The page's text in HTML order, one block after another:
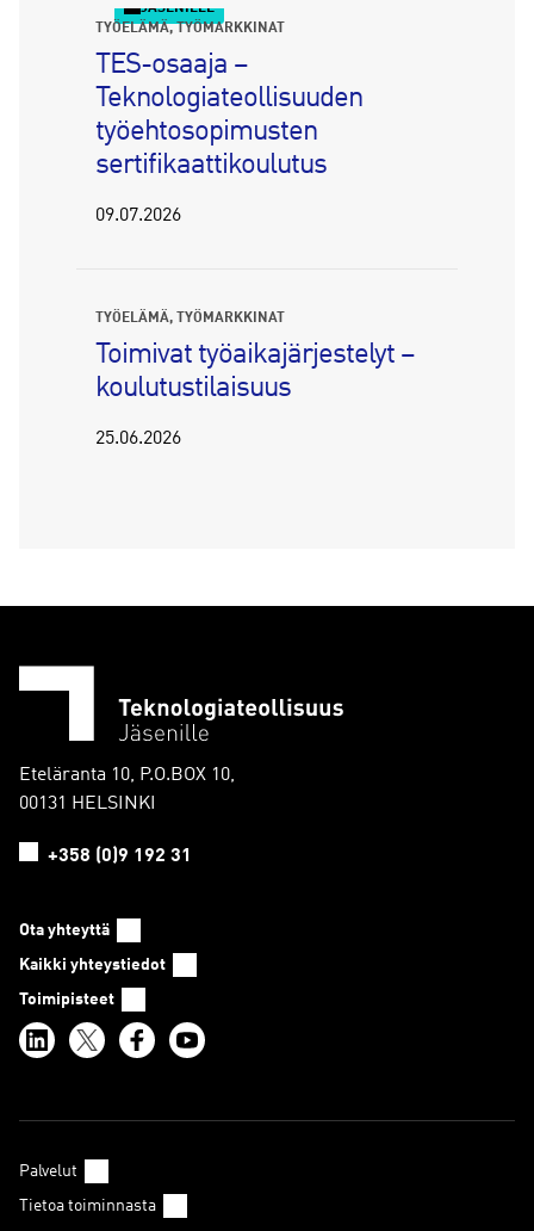
JÄSENILLE
TYÖELÄMÄ
TYÖMARKKINAT
TES-osaaja –
Teknologiateollisuuden
työehtosopimusten
sertifikaattikoulutus
09.07.2026
TYÖELÄMÄ TYÖMARKKINAT
Toimivat työaikajärjestelyt –
koulutustilaisuus
25.06.2026
Eteläranta 10, P.O.BOX 10,
00131 HELSINKI
+358 (0)9 192 31
Ota yhteyttä
Kaikki yhteystiedot
Toimipisteet
Palvelut
Tietoa toiminnasta